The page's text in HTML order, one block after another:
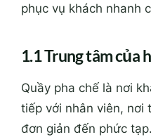
phục vụ khách nhanh
1.1 Trung tâm của
Quầy pha chế là nơi
tiếp với nhân viên, nơi
đơn giản đến phức